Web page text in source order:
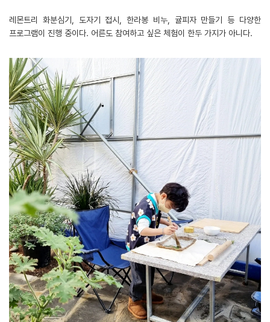
레몬트리 화분심기, 도자기 접시, 한라봉 비누, 귤피자 만들기 등 다양한
프로그램이 진행 중이다. 어른도 참여하고 싶은 체험이 한두 가지가 아니다.